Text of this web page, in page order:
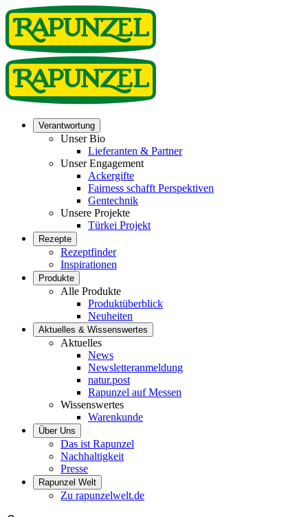
Verantwortung
Unser Bio
Lieferanten & Partner
Unser Engagement
Ackergifte
Fairness schafft Perspektiven
Gentechnik
Unsere Projekte
Türkei Projekt
Rezepte
Rezeptfinder
Inspirationen
Produkte
Alle Produkte
Produktüberblick
Neuheiten
Aktuelles & Wissenswertes
Aktuelles
News
Newsletteranmeldung
natur.post
Rapunzel auf Messen
Wissenswertes
Warenkunde
Über Uns
Das ist Rapunzel
Nachhaltigkeit
Presse
Rapunzel Welt
Zu rapunzelwelt.de